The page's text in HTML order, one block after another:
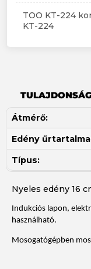
TOO KT-224
KT-224
Átmérő:
Edény
Típus:
Nyeles edény 16
Indukciós lapon,
használható.
Mosogatógépben